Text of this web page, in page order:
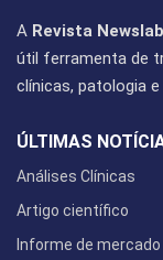
A Revista Newslab
útil ferramenta de
clínicas, patologia
ÚLTIMAS
Análises Clínicas
Artigo científico
Informe de mercado